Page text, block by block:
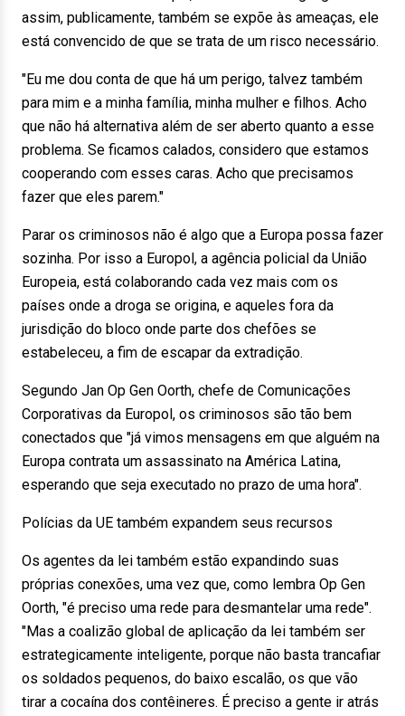
assim, publicamente, também se expõe às ameaças, ele
está convencido de que se trata de um risco necessário.
"Eu me dou conta de que há um perigo, talvez também
para mim e a minha família, minha mulher e filhos. Acho
que não há alternativa além de ser aberto quanto a esse
problema. Se ficamos calados, considero que estamos
cooperando com esses caras. Acho que precisamos
fazer que eles parem."
Parar os criminosos não é algo que a Europa possa fazer
sozinha. Por isso a Europol, a agência policial da União
Europeia, está colaborando cada vez mais com os
países onde a droga se origina, e aqueles fora da
jurisdição do bloco onde parte dos chefões se
estabeleceu, a fim de escapar da extradição.
Segundo Jan Op Gen Oorth, chefe de Comunicações
Corporativas da Europol, os criminosos são tão bem
conectados que "já vimos mensagens em que alguém na
Europa contrata um assassinato na América Latina,
esperando que seja executado no prazo de uma hora".
Polícias da UE também expandem seus recursos
Os agentes da lei também estão expandindo suas
próprias conexões, uma vez que, como lembra Op Gen
Oorth, "é preciso uma rede para desmantelar uma rede".
"Mas a coalizão global de aplicação da lei também ser
estrategicamente inteligente, porque não basta trancafiar
os soldados pequenos, do baixo escalão, os que vão
tirar a cocaína dos contêineres. É preciso a gente ir atrás